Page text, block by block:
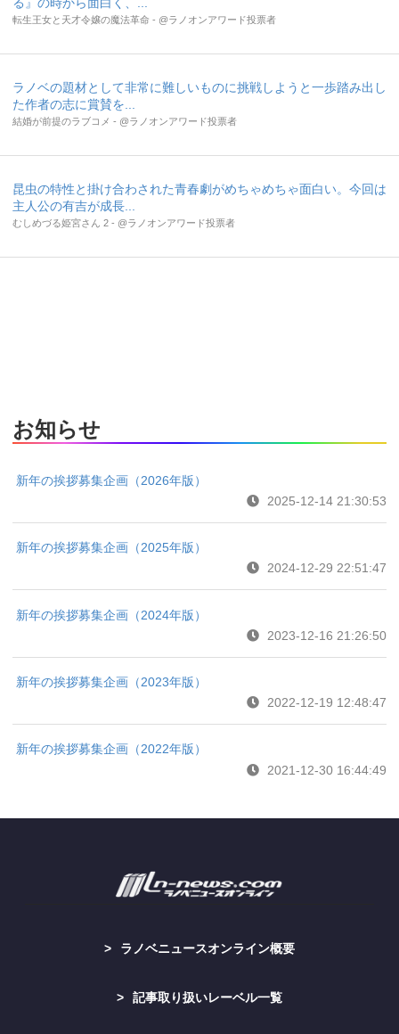
転生王女と天才令嬢の魔法革命 - @ラノオンアワード投票者
ラノベの題材として非常に難しいものに挑戦しようと一歩踏み出し
た作者の志に賞賛を...
結婚が前提のラブコメ - @ラノオンアワード投票者
昆虫の特性と掛け合わされた青春劇がめちゃめちゃ面白い。今回は
主人公の有吉が成長...
むしめづる姫宮さん 2 - @ラノオンアワード投票者
お知らせ
新年の挨拶募集企画（2026年版）
2025-12-14 21:30:53
新年の挨拶募集企画（2025年版）
2024-12-29 22:51:47
新年の挨拶募集企画（2024年版）
2023-12-16 21:26:50
新年の挨拶募集企画（2023年版）
2022-12-19 12:48:47
新年の挨拶募集企画（2022年版）
2021-12-30 16:44:49
ラノベニュースオンライン概要
記事取り扱いレーベル一覧